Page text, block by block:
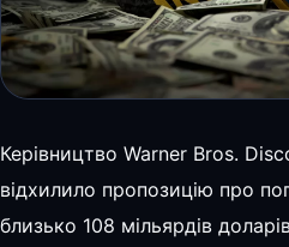
Керівництво Warner Bros.
відхилило пропозицію про
близько 108 мільярдів